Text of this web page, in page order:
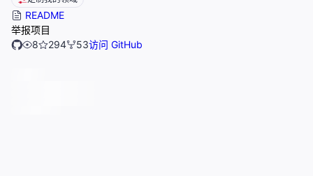
README
举报项目
8
294 53访问 GitHub